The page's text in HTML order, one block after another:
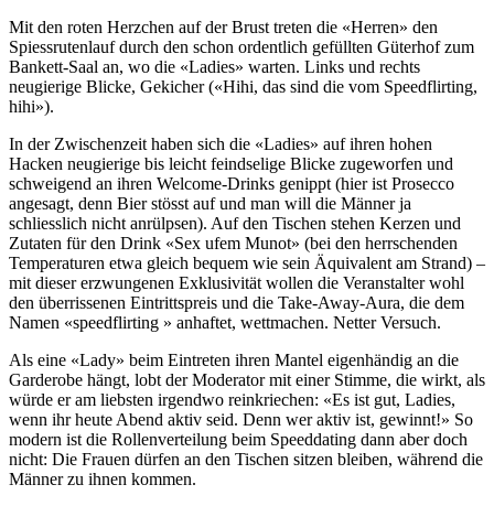
Mit den roten Herzchen auf der Brust treten die «Herren» den
Spiessrutenlauf durch den schon ordentlich gefüllten Güterhof zum
Bankett-Saal an, wo die «Ladies» warten. Links und rechts
neugierige Blicke, Gekicher («Hihi, das sind die vom Speedflirting,
hihi»).
In der Zwischenzeit haben sich die «Ladies» auf ihren hohen
Hacken neugierige bis leicht feindselige Blicke zugeworfen und
schweigend an ihren Welcome-Drinks genippt (hier ist Prosecco
angesagt, denn Bier stösst auf und man will die Männer ja
schliesslich nicht anrülpsen). Auf den Tischen stehen Kerzen und
Zutaten für den Drink «Sex ufem Munot» (bei den herrschenden
Temperaturen etwa gleich bequem wie sein Äquivalent am Strand) –
mit dieser erzwungenen Exklusivität wollen die Veranstalter wohl
den überrissenen Eintrittspreis und die Take-Away-Aura, die dem
Namen «speedflirting » anhaftet, wettmachen. Netter Versuch.
Als eine «Lady» beim Eintreten ihren Mantel eigenhändig an die
Garderobe hängt, lobt der Moderator mit einer Stimme, die wirkt, als
würde er am liebsten irgendwo reinkriechen: «Es ist gut, Ladies,
wenn ihr heute Abend aktiv seid. Denn wer aktiv ist, gewinnt!» So
modern ist die Rollenverteilung beim Speeddating dann aber doch
nicht: Die Frauen dürfen an den Tischen sitzen bleiben, während die
Männer zu ihnen kommen.